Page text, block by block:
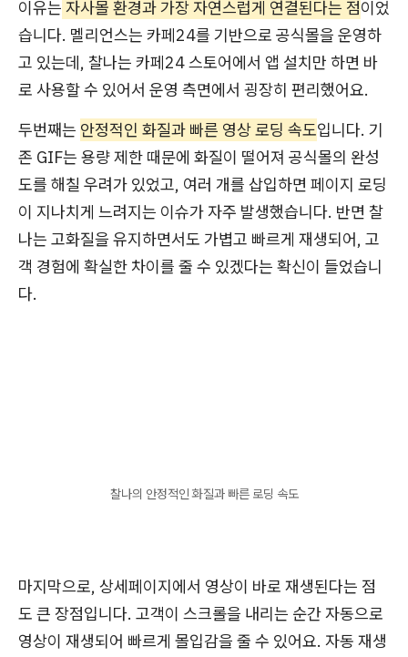
이유는 자사몰 환경과 가장 자연스럽게 연결된다는 점이었
습니다. 멜리언스는 카페24를 기반으로 공식몰을 운영하
고 있는데, 찰나는 카페24 스토어에서 앱 설치만 하면 바
로 사용할 수 있어서 운영 측면에서 굉장히 편리했어요.
두번째는 안정적인 화질과 빠른 영상 로딩 속도입니다. 기
존 GIF는 용량 제한 때문에 화질이 떨어져 공식몰의 완성
도를 해칠 우려가 있었고, 여러 개를 삽입하면 페이지 로딩
이 지나치게 느려지는 이슈가 자주 발생했습니다. 반면 찰
나는 고화질을 유지하면서도 가볍고 빠르게 재생되어, 고
객 경험에 확실한 차이를 줄 수 있겠다는 확신이 들었습니
다.
찰나의 안정적인 화질과 빠른 로딩 속도
마지막으로, 상세페이지에서 영상이 바로 재생된다는 점
도 큰 장점입니다. 고객이 스크롤을 내리는 순간 자동으로
영상이 재생되어 빠르게 몰입감을 줄 수 있어요. 자동 재생